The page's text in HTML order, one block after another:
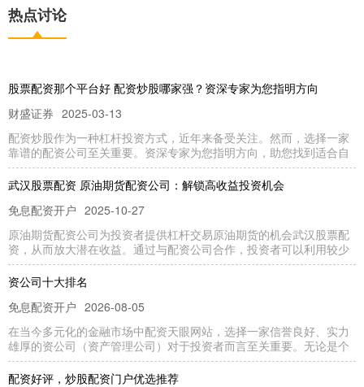
热点讨论
股票配资那个平台好 配资炒股哪家强？资深专家为您指明方向
财盛证券 2025-03-13
配资炒股作为一种杠杆投资方式，近年来备受关注。然而，选择一家
靠谱的配资公司至关重要。资深专家为您指明方向，助您找到适合自
武汉股票配资 原油期货配资公司：解锁高收益投资机会
免息配资开户 2025-10-27
原油期货配资公司为投资者提供杠杆交易原油期货的机会武汉股票配
资，从而放大潜在收益。通过与配资公司合作，投资者可以利用较少
资公司十大排名
免息配资开户 2026-08-05
在当今多元化的金融市场中配资天眼网站，选择一家信誉良好、实力
雄厚的资公司（资产管理公司）对于投资者而言至关重要。无论是个
配资好评，炒股配资门户优选推荐